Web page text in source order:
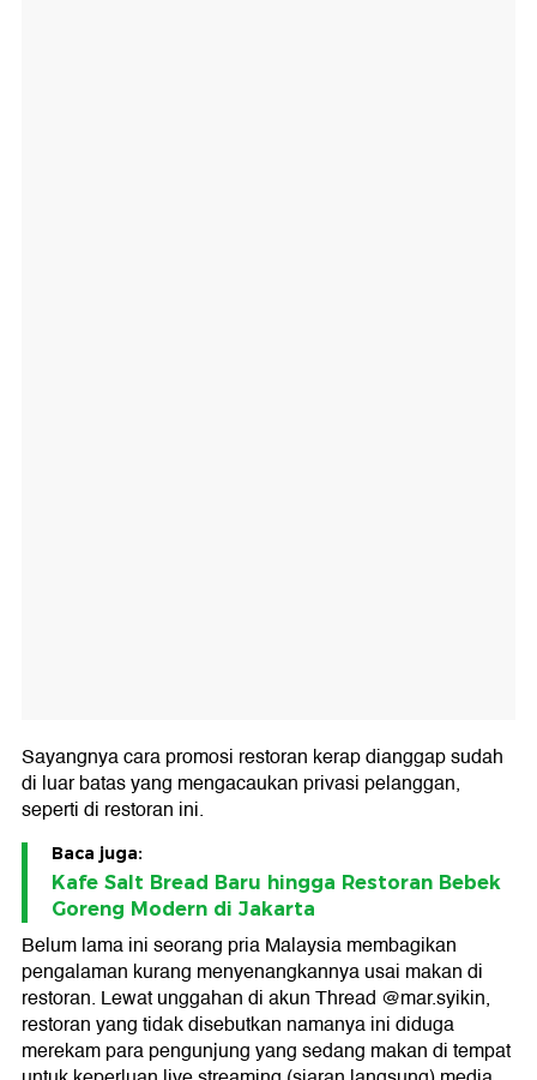
Sayangnya cara promosi restoran kerap dianggap sudah
di luar batas yang mengacaukan privasi pelanggan,
seperti di restoran ini.
Baca juga:
Kafe Salt Bread Baru hingga Restoran Bebek
Goreng Modern di Jakarta
Belum lama ini seorang pria Malaysia membagikan
pengalaman kurang menyenangkannya usai makan di
restoran. Lewat unggahan di akun Thread @mar.syikin,
restoran yang tidak disebutkan namanya ini diduga
merekam para pengunjung yang sedang makan di tempat